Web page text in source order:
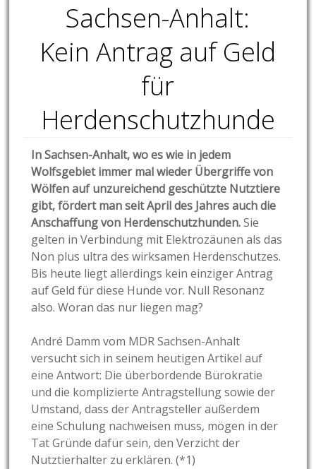
Sachsen-Anhalt:
Kein Antrag auf Geld
für
Herdenschutzhunde
In Sachsen-Anhalt, wo es wie in jedem
Wolfsgebiet immer mal wieder Übergriffe von
Wölfen auf unzureichend geschützte Nutztiere
gibt, fördert man seit April des Jahres auch die
Anschaffung von Herdenschutzhunden.Sie
gelten in Verbindung mit Elektrozäunen als das
Non plus ultra des wirksamen Herdenschutzes.
Bis heute liegt allerdings kein einziger Antrag
auf Geld für diese Hunde vor. Null Resonanz
also. Woran das nur liegen mag?
André Damm vom MDR Sachsen-Anhalt
versucht sich in seinem heutigen Artikel auf
eine Antwort: Die überbordende Bürokratie
und die komplizierte Antragstellung sowie der
Umstand, dass der Antragsteller außerdem
eine Schulung nachweisen muss, mögen in der
Tat Gründe dafür sein, den Verzicht der
Nutztierhalter zu erklären. (*1)